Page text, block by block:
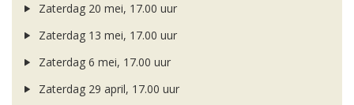
Zaterdag 20 mei, 17.00 uur
Zaterdag 13 mei, 17.00 uur
Zaterdag 6 mei, 17.00 uur
Zaterdag 29 april, 17.00 uur